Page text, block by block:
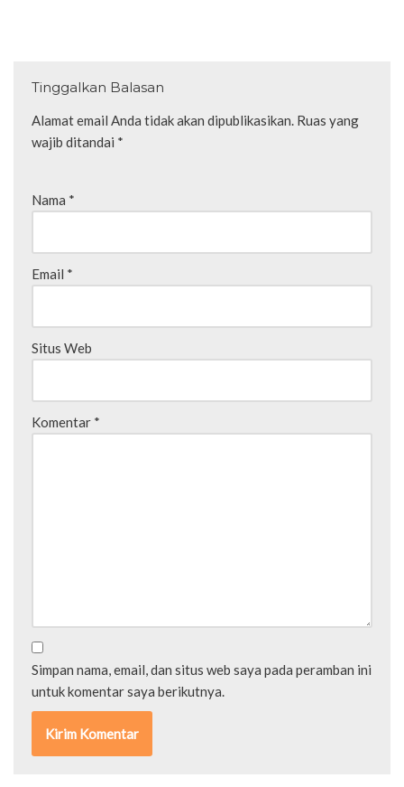
Tinggalkan Balasan
Alamat email Anda tidak akan dipublikasikan. Ruas yang
wajib ditandai *
Nama *
Email *
Situs Web
Komentar *
Simpan nama, email, dan situs web saya pada peramban ini
untuk komentar saya berikutnya.